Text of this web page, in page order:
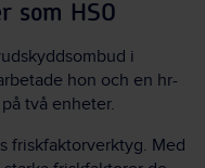
som HSO
i
hon och en hr-
två enheter.
friskfaktorverktyg. Med